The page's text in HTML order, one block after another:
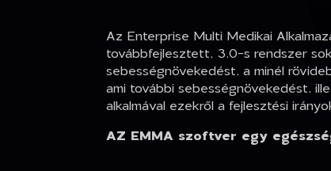
Az Enterprise Multi Medikai
továbbfejlesztett, 3.0-s rendszer
sebességnövekedést, a minél
ami további sebességnövekedést,
alkalmával ezekről a fejlesztési
AZ EMMA szoftver egy